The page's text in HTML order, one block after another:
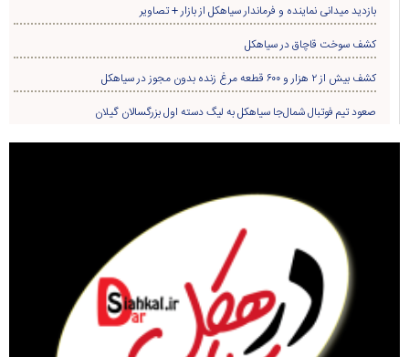
بازدید میدانی نماینده و فرماندار سیاهکل از بازار + تصاویر
کشف سوخت قاچاق در سياهکل
کشف بیش از ۲ هزار و ۶۰۰ قطعه مرغ زنده بدون مجوز در سیاهکل
صعود تیم فوتبال شمال‌جا‌ سیاهکل به لیگ دسته اول بزرگسالان گیلان